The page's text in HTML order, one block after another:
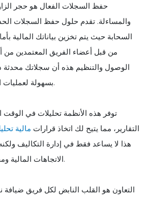
والمساءلة. تقدم حلول حفظ السجلات
السحابة حيث يتم تخزين بياناتك المالية
من قبل أعضاء الفريق المعتمدين من
الوصول والتنظيم هذه أن سجلاتك محدثة
بسهولة لعمليات التدقيق وإعداد التقارير.
التقارير، مما يتيح لك اتخاذ قرارات مالية
هذا لا يساعد فقط في إدارة التكاليف
الاتجاهات المالية ومجالات التحسين المالي.